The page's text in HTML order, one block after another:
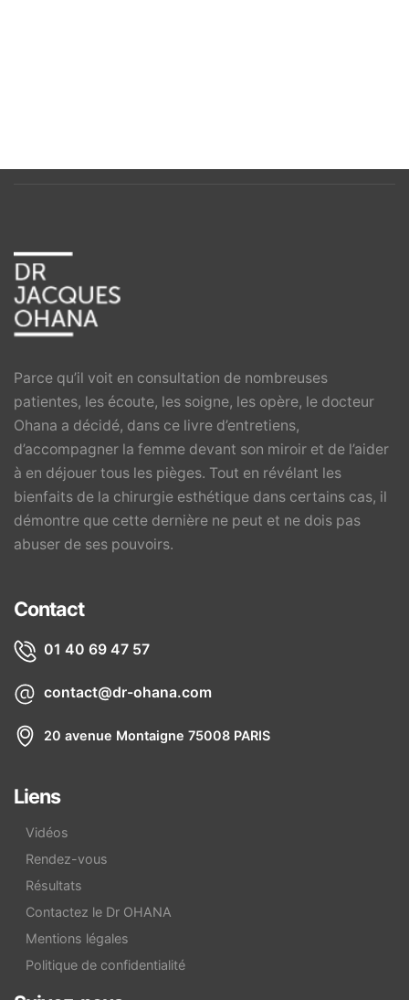
Parce qu’il voit en consultation de nombreuses
patientes, les écoute, les soigne, les opère, le docteur
Ohana a décidé, dans ce livre d’entretiens,
d’accompagner la femme devant son miroir et de l’aider
à en déjouer tous les pièges. Tout en révélant les
bienfaits de la chirurgie esthétique dans certains cas, il
démontre que cette dernière ne peut et ne dois pas
abuser de ses pouvoirs.
Contact
01 40 69 47 57
contact@dr-ohana.com
20 avenue Montaigne 75008 PARIS
Liens
Vidéos
Rendez-vous
Résultats
Contactez le Dr OHANA
Mentions légales
Politique de confidentialité